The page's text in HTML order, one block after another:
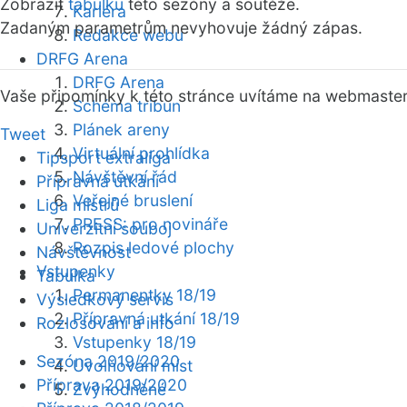
Kariéra
Redakce webu
DRFG Arena
DRFG Arena
Schéma tribun
Plánek areny
Virtuální prohlídka
Návštěvní řád
Veřejné bruslení
PRESS: pro novináře
Rozpis ledové plochy
Vstupenky
Permanentky 18/19
Přípravná utkání 18/19
Vstupenky 18/19
Uvolňování míst
Zvýhodněné
Zobrazit tabulku této sezóny a soutěže.
Zadaným parametrům nevyhovuje žádný zápas.
Vaše připomínky k této stránce uvítáme na webmaster
Tweet
Tipsport extraliga
Přípravná utkání
Liga mistrů
Univerzitní souboj
Návštěvnost
Tabulka
Výsledkový servis
Rozlosování a info
Sezóna 2019/2020
Příprava 2019/2020